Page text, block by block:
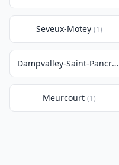
Seveux-Motey (1)
Dampvalley-Saint-Pancras
Meurcourt (1)